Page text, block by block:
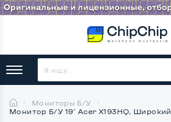
Мониторы Б/У
Монитор Б/У 19" Acer X193HQ, Широкий